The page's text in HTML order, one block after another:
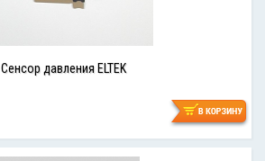
Сенсор давления ELTEK